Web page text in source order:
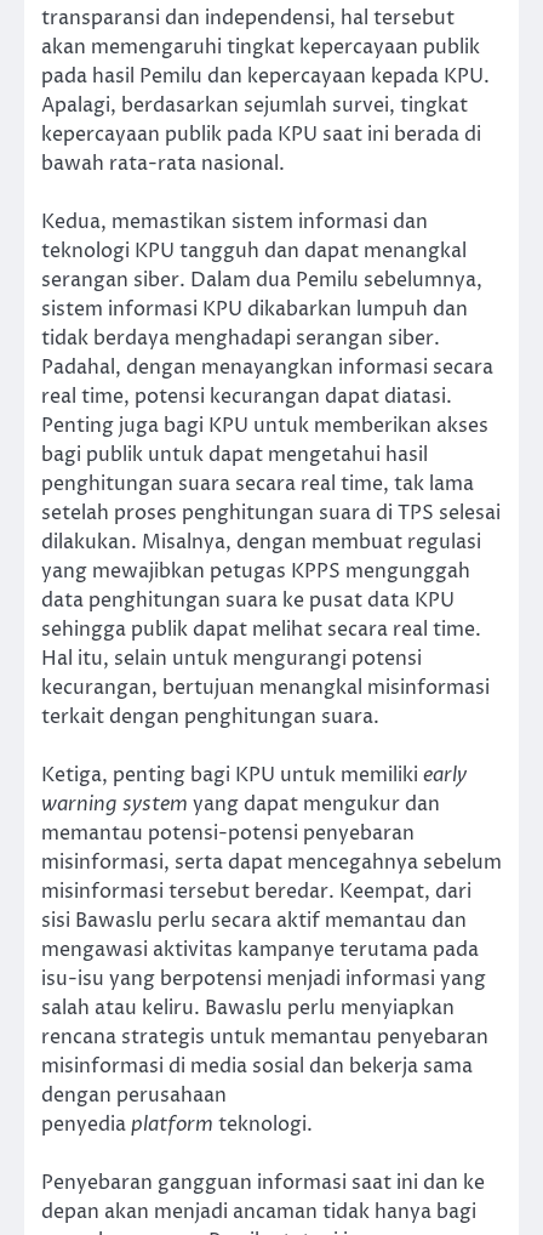
transparansi dan independensi, hal tersebut
akan memengaruhi tingkat kepercayaan publik
pada hasil Pemilu dan kepercayaan kepada KPU.
Apalagi, berdasarkan sejumlah survei, tingkat
kepercayaan publik pada KPU saat ini berada di
bawah rata-rata nasional.
Kedua, memastikan sistem informasi dan
teknologi KPU tangguh dan dapat menangkal
serangan siber. Dalam dua Pemilu sebelumnya,
sistem informasi KPU dikabarkan lumpuh dan
tidak berdaya menghadapi serangan siber.
Padahal, dengan menayangkan informasi secara
real time, potensi kecurangan dapat diatasi.
Penting juga bagi KPU untuk memberikan akses
bagi publik untuk dapat mengetahui hasil
penghitungan suara secara real time, tak lama
setelah proses penghitungan suara di TPS selesai
dilakukan. Misalnya, dengan membuat regulasi
yang mewajibkan petugas KPPS mengunggah
data penghitungan suara ke pusat data KPU
sehingga publik dapat melihat secara real time.
Hal itu, selain untuk mengurangi potensi
kecurangan, bertujuan menangkal misinformasi
terkait dengan penghitungan suara.
Ketiga, penting bagi KPU untuk memiliki early
warning system yang dapat mengukur dan
memantau potensi-potensi penyebaran
misinformasi, serta dapat mencegahnya sebelum
misinformasi tersebut beredar. Keempat, dari
sisi Bawaslu perlu secara aktif memantau dan
mengawasi aktivitas kampanye terutama pada
isu-isu yang berpotensi menjadi informasi yang
salah atau keliru. Bawaslu perlu menyiapkan
rencana strategis untuk memantau penyebaran
misinformasi di media sosial dan bekerja sama
dengan perusahaan
penyediaplatform teknologi.
Penyebaran gangguan informasi saat ini dan ke
depan akan menjadi ancaman tidak hanya bagi